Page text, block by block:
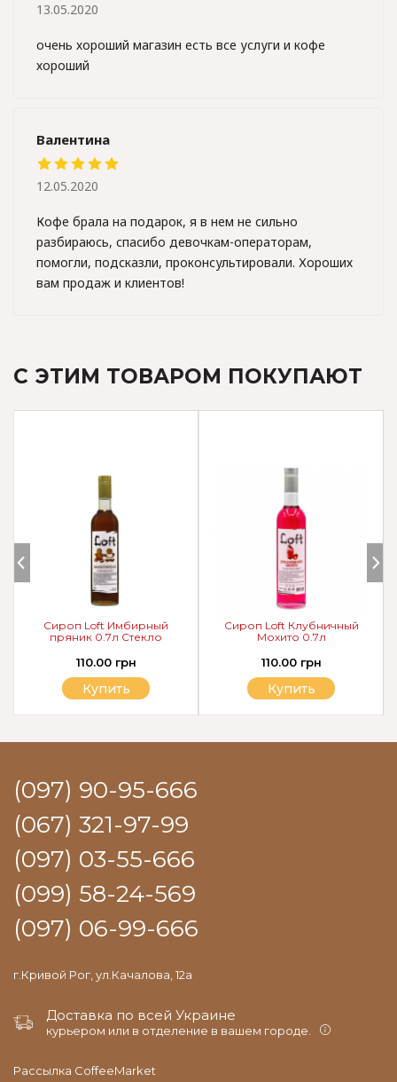
очень хороший магазин есть все услуги и кофе
хороший
13.05.2020
Валентина
Кофе брала на подарок, я в нем не сильно
разбираюсь, спасибо девочкам-операторам,
помогли, подсказли, проконсультировали. Хороших
вам продаж и клиентов!
12.05.2020
С ЭТИМ ТОВАРОМ ПОКУПАЮТ
Сироп Loft Клубничный
Мохито 0.7л
110.00 грн
Купить
Сироп Loft Имбирный
пряник 0.7л Стекло
110.00 грн
Купить
(097) 90-95-666
(067) 321-97-99
(097) 03-55-666
(099) 58-24-569
(097) 06-99-666
г.Кривой Рог, ул.Качалова, 12а
Доставка по всей Украине
курьером или в отделение в вашем городе.
Рассылка CoffeeMarket